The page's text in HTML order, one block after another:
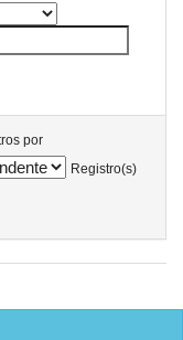
por
Registro(s)